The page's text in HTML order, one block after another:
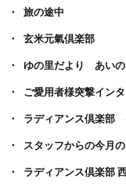
旅の途中
玄米元氣倶楽部
ゆの里だより あいの
ご愛用者様突撃イン
ラディアンス倶楽部
スタッフからの今月
ラディアンス倶楽部